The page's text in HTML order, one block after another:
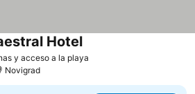
y acceso a la playa
Hotel
Novigrad